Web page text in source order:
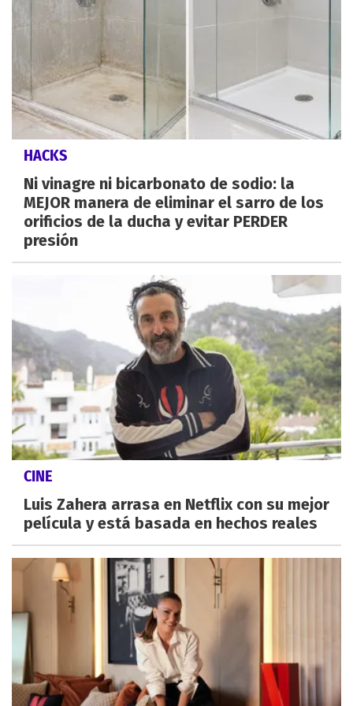
HACKS
Ni vinagre ni bicarbonato de sodio: la
MEJOR manera de eliminar el sarro de los
orificios de la ducha y evitar PERDER
presión
CINE
Luis Zahera arrasa en Netflix con su mejor
película y está basada en hechos reales